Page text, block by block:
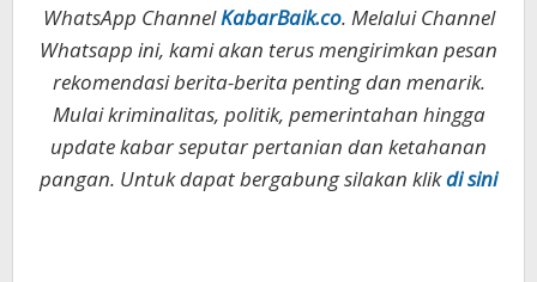
WhatsApp ChannelKabarBaik.co. Melalui Channel
Whatsapp ini, kami akan terus mengirimkan pesan
rekomendasi berita-berita penting dan menarik.
Mulai kriminalitas, politik, pemerintahan hingga
update kabar seputar pertanian dan ketahanan
pangan. Untuk dapat bergabung silakan klikdi sini